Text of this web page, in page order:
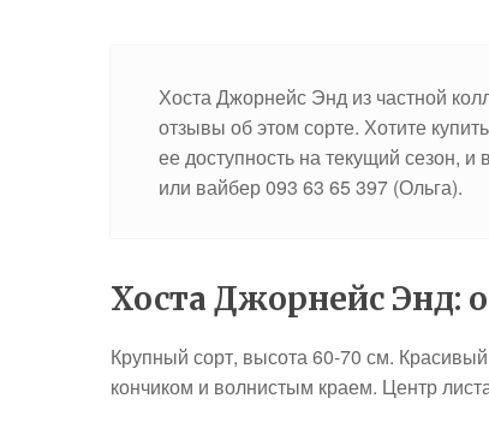
Хоста Джорнейс Энд из частной
отзывы об этом сорте. Хотите
ее доступность на текущий сезон,
или вайбер 093 63 65 397 (Ольга).
Хоста Джорнейс Энд:
Крупный сорт, высота 60-70 см.
кончиком и волнистым краем. Центр